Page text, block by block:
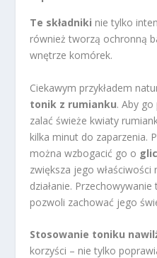
Te składniki nie tylko
również tworzą ochronną
wnętrze komórek.
Ciekawym przykładem
tonik z rumianku. Aby
zalać świeże kwiaty
kilka minut do zaparzenia.
można wzbogacić go o
zwiększa jego właściwości
działanie.
pozwoli zachować jego
Stosowanie toniku
korzyści – nie tylko